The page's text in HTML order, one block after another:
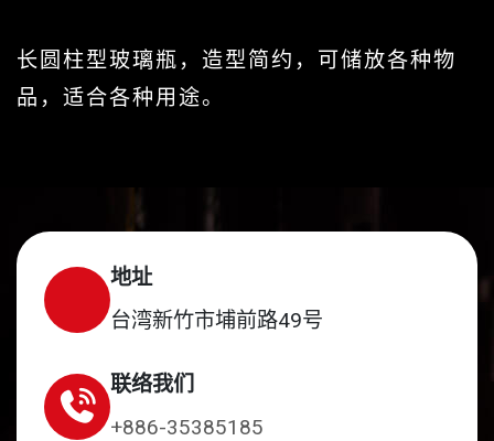
长圆柱型玻璃瓶，造型简约，可储放各种物
品，适合各种用途。
地址
台湾新竹市埔前路49号
联络我们
+886-35385185